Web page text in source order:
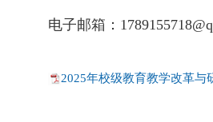
电子邮箱：
2025年校级教育教学改革与